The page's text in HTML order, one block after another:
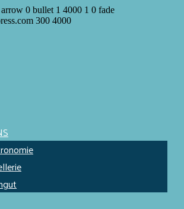
arrow 0 bullet 1 4000 1 0 fade
300 4000